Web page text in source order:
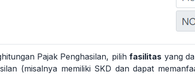
Pajak Penghasilan, pilihfasilitas yang
(misalnya memiliki SKD dan dapat